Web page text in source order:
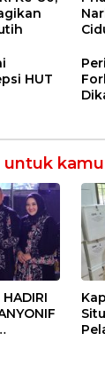
HUT
untuk kamu